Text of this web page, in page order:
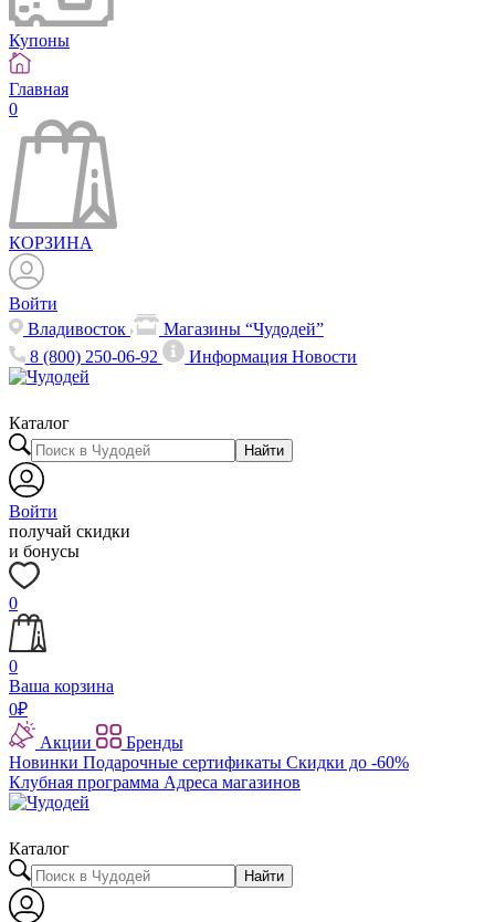
Купоны
Главная
0
КОРЗИНА
Войти
Владивосток
Магазины “Чудодей”
8 (800) 250-06-92
ИнформацияНовости
Каталог
Найти
Войти
получай скидки
и бонусы
0
0
Ваша корзина
0₽
Акции
Бренды
Новинки Подарочные сертификаты Скидки до -60%
Клубная программа Адреса магазинов
Каталог
Найти